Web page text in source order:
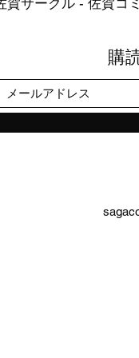
賀サークル - 佐賀コ
購